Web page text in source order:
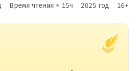
Время чтения ≈ 15ч 2025 год 16+